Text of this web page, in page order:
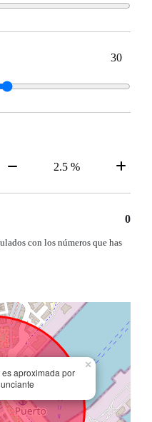
0
con los números que has
aproximada por
×